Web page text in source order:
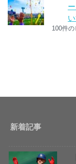
100件
新着記事